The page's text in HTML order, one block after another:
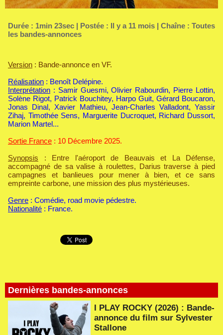
Dernières bandes-annonces
I PLAY ROCKY (2026) : Bande-
annonce du film sur Sylvester
Stallone
Durée : 1min 23sec | Postée : Il y a 11 mois | Chaîne : Toutes
les bandes-annonces
Version : Bande-annonce en VF.
Réalisation : Benoît Delépine.
Interprétation : Samir Guesmi, Olivier Rabourdin, Pierre Lottin,
Solène Rigot, Patrick Bouchitey, Harpo Guit, Gérard Boucaron,
Jonas Dinal, Xavier Mathieu, Jean-Charles Valladont, Yassir
Zihaj, Timothée Sens, Marguerite Ducroquet, Richard Dussort,
Marion Martel...
Sortie France : 10 Décembre 2025.
Synopsis : Entre l'aéroport de Beauvais et La Défense,
accompagné de sa valise à roulettes, Darius traverse à pied
campagnes et banlieues pour mener à bien, et ce sans
empreinte carbone, une mission des plus mystérieuses.
Genre : Comédie, road movie pédestre.
Nationalité : France.